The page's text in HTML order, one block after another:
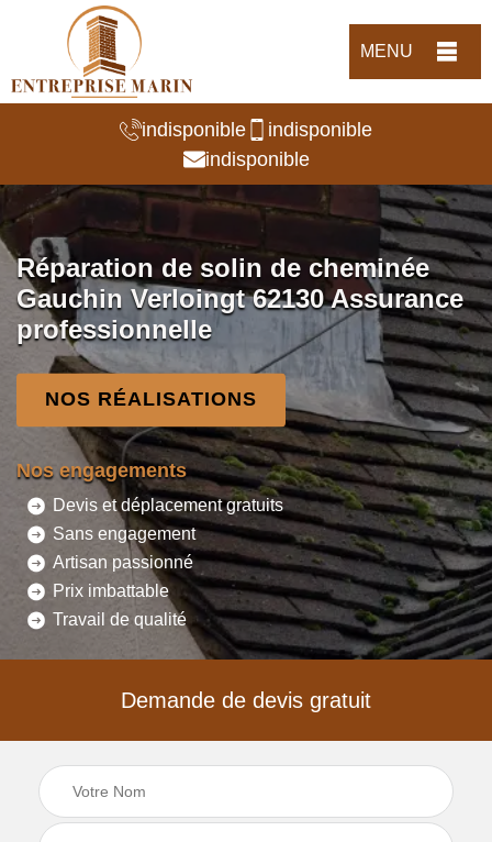
MENU
indisponible
indisponible
indisponible
Réparation de solin de cheminée
Gauchin Verloingt 62130 Assurance
professionnelle
NOS RÉALISATIONS
Nos engagements
Devis et déplacement gratuits
Sans engagement
Artisan passionné
Prix imbattable
Travail de qualité
Demande de devis gratuit